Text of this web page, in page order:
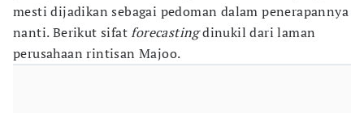
mesti dijadikan sebagai pedoman dalam penerapannya
nanti. Berikut sifatforecastingdinukil dari laman
perusahaan rintisan Majoo.